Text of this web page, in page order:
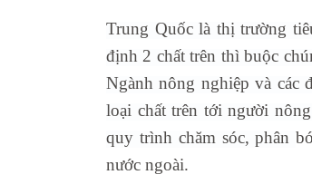
Trung Quốc là thị trường
định 2 chất trên thì buộc
Ngành nông nghiệp và các
loại chất trên tới người
quy trình chăm sóc, phân
nước ngoài.